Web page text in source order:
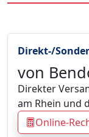
Direkt-/
von
Direkter
am Rhein und
Online-